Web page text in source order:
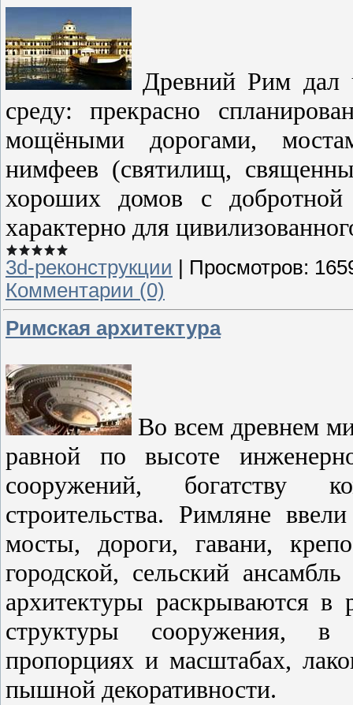
Древний Рим дал
среду: прекрасно
мощёными дорогами,
нимфеев (святилищ,
хороших домов с
характерно для
3d-реконструкции Просмотров:
Комментарии (0)
Римская архитектура
Во всем древнем
равной по высоте
сооружений, богатству
строительства. Римляне
мосты, дороги, гавани,
городской, сельский
архитектуры раскрываются в
структуры сооружения, в
пропорциях и масштабах,
пышной декоративности.